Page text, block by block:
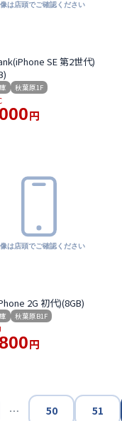
SE 第2世代)
秋葉原1F
円
2G 初代)(8GB)
秋葉原B1F
円
… 50 51